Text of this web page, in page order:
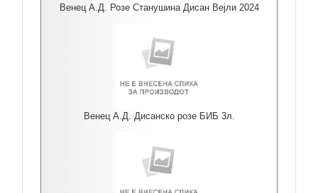
Венец А.Д. Розе Станушина Дисан Вејли 2024
Венец А.Д. Дисанско розе БИБ 3л.